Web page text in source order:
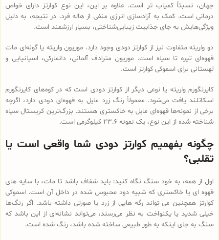
جهان، نسبتاً کمیاب تر است. علاوه بر این، این نوع کوارتز دارای خواص
درمانی است. کمک به آزادسازی انرژی منفی از هاله فرد. در نتیجه، به دلیل
ویژگی‌هایش به جای جذابیت زیبایی‌شناختی، بسیار ارزشمند است.
دو واریته متفاوت نیز از کوارتز دودی وجود دارد. موریون واریته یا گونه‌ای مات
قهوه‌ای تیره تا سیاه است. موریون مترادف آلمانی، دانمارکی، اسپانیایی و
لهستانی برای اسموکی کوارتز است.
کایرنگورم واریته یا نوعی دیگر از کوارتز دودی است که در کوه‌های کایرنگورم
اسکاتلند یافت می‌شود. معمولاً رنگ زرد مایل به قهوه‌ای دودی دارد، اگرچه
برخی از نمونه‌ها قهوه‌ای مایل به خاکستری هستند. بزرگ‌ترین کریستال سیاه
شناخته شده از این نوع، یک نمونه 23.6 کیلوگرمی است.
چگونه بفهمیم کوارتز دودی شما واقعی است یا
تقلبی؟
اول از همه، به خود سنگ نگاه کنید: باید شفاف باشد تا مات، با سایه های
قهوه ای یا خاکستری که شبیه دود محبوس شده در داخل آن است. اسموکی
کوارتز همچنین می تواند رگه هایی از زرد یا صورتی داشته باشد. اگر رنگ‌ها
خیلی شدید یا یکنواخت به نظر می‌رسند، می‌تواند نشانه‌ای از این باشد که
سنگ به جای اینکه به طور طبیعی ساخته شده باشد، رنگ شده‌ است.